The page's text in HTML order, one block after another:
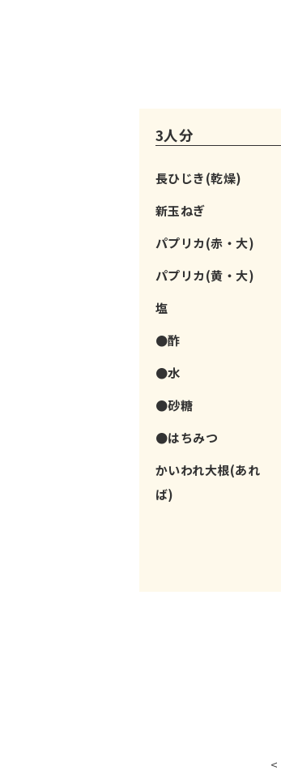
3人分
長ひじき(乾燥)
新玉ねぎ
パプリカ(赤・大)
パプリカ(黄・大)
塩
●酢
●水
●砂糖
●はちみつ
かいわれ大根(あれ
ば)